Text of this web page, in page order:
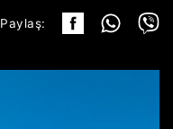
Paylaş: